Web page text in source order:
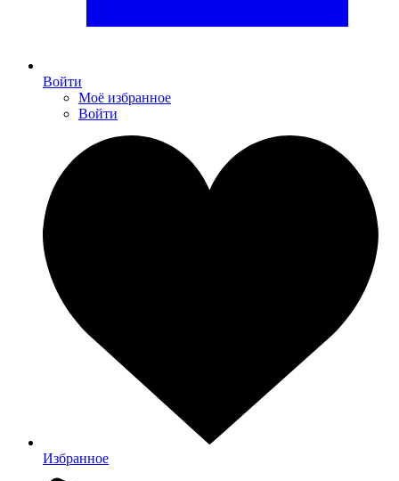
Войти
Моё избранное
Войти
Избранное